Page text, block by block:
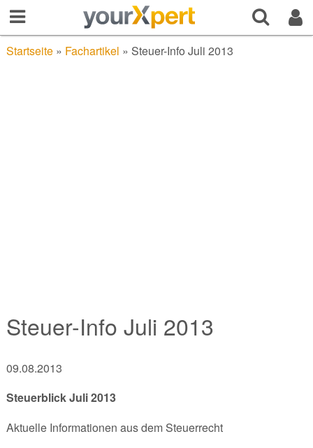
Startseite» Fachartikel » Steuer-Info Juli 2013
Steuer-Info Juli 2013
09.08.2013
Steuerblick Juli 2013
Aktuelle Informationen aus dem Steuerrecht